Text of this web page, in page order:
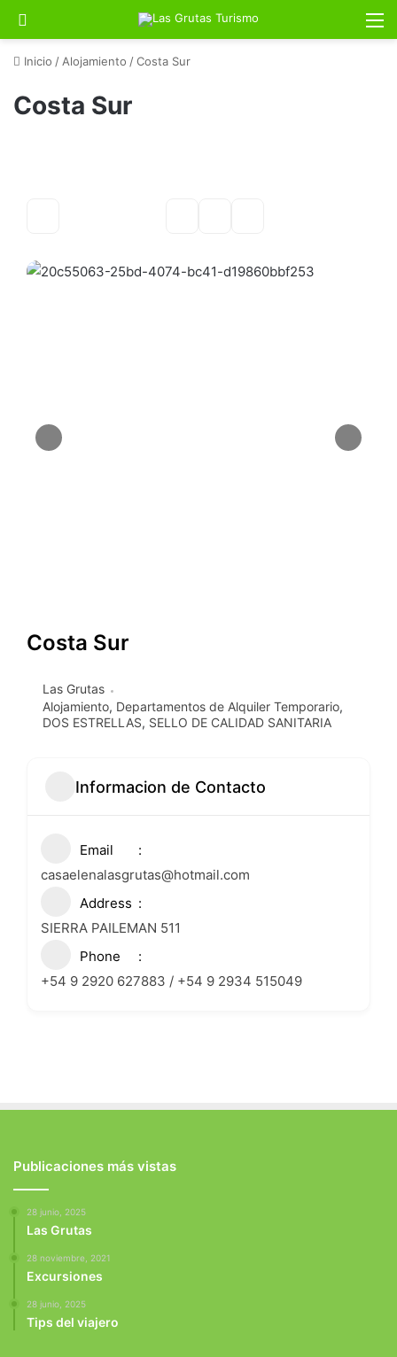
Inicio / Alojamiento /Costa Sur
Costa Sur
Costa Sur
Las Grutas
Alojamiento, Departamentos de Alquiler Temporario,
DOS ESTRELLAS, SELLO DE CALIDAD SANITARIA
Informacion de Contacto
Email
casaelenalasgrutas@hotmail.com
Address
SIERRA PAILEMAN 511
Phone
+54 9 2920 627883 / +54 9 2934 515049
Publicaciones más vistas
28 junio, 2025
Las Grutas
28 noviembre, 2021
Excursiones
28 junio, 2025
Tips del viajero